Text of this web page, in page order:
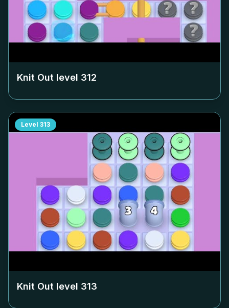
Knit Out level 312
Level 313
Knit Out level 313